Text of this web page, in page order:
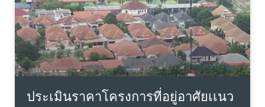
ประเมินราคาโครงการที่อยู่อาศัยเเนว